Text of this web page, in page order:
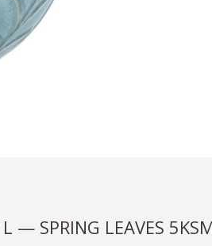
— SPRING LEAVES